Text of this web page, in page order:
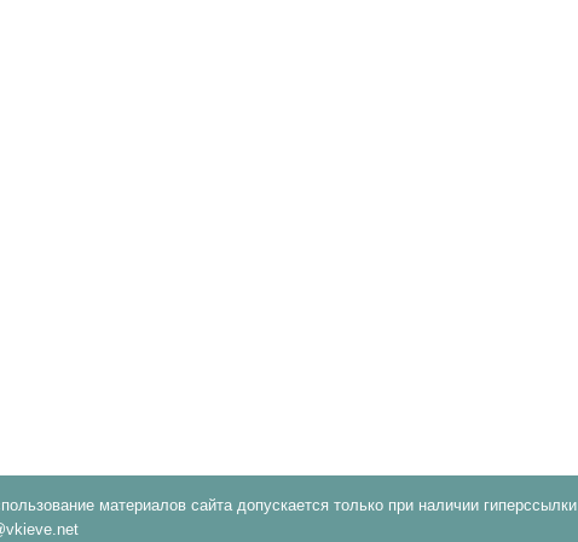
материалов сайта допускается только при наличии гиперссылки